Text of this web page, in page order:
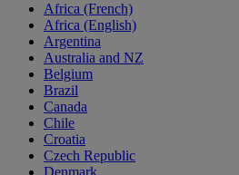
Africa (French)
Africa (English)
Argentina
Australia and NZ
Belgium
Brazil
Canada
Chile
Croatia
Czech Republic